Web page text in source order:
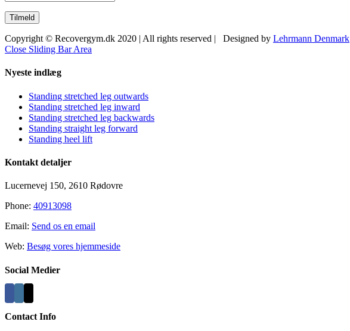
Copyright © Recovergym.dk 2020 | All rights reserved | Designed by Lehrmann Denmark
Close Sliding Bar Area
Nyeste indlæg
Standing stretched leg outwards
Standing stretched leg inward
Standing stretched leg backwards
Standing straight leg forward
Standing heel lift
Kontakt detaljer
Lucernevej 150, 2610 Rødovre
Phone: 40913098
Email: Send os en email
Web: Besøg vores hjemmeside
Social Medier
Contact Info